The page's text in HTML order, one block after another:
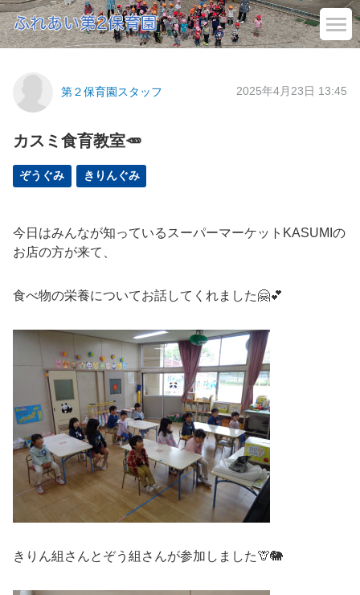
第２保育園スタッフ 2025年4月23日 13:45
カスミ食育教室🥕
ぞうぐみ きりんぐみ
今日はみんなが知っているスーパーマーケットKASUMIの
お店の方が来て、
食べ物の栄養についてお話してくれました🤗💕
きりん組さんとぞう組さんが参加しました🦒🐘